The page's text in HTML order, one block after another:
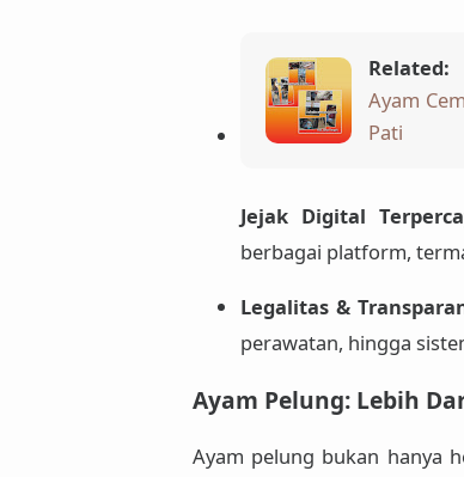
Related:
Ayam
Pati
Jejak Digital
berbagai platform,
Legalitas &
perawatan, hingga
Ayam Pelung: Lebih
Ayam pelung bukan hanya